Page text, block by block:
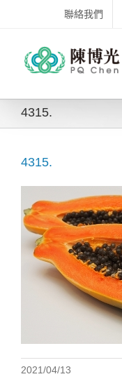
content
聯絡我們
4315.
4315.
2021/04/13